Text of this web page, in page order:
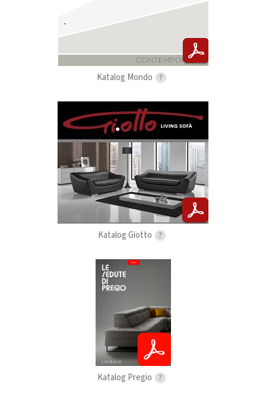
Katalog Mondo ?
Katalog Giotto ?
Katalog Pregio ?